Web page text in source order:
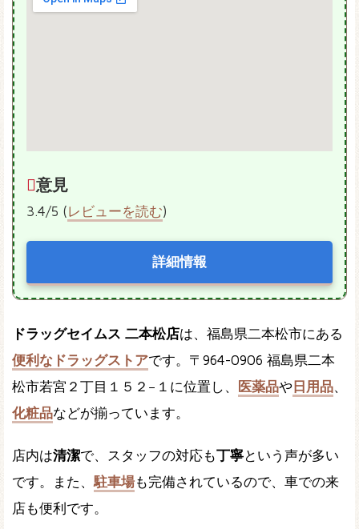
意見
3.4/5 (レビューを読む)
詳細情報
ドラッグセイムス 二本松店は、福島県二本松市にある
便利なドラッグストアです。〒964-0906 福島県二本
松市若宮２丁目１５２−１に位置し、
医薬品や日用品、
化粧品などが揃っています。
店内は清潔で、スタッフの対応も丁寧という声が多い
です。また、 駐車場も完備されているので、車での来
店も便利です。